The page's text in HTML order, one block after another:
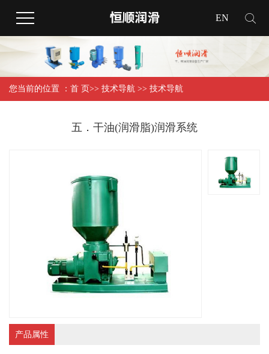
EN
您当前的位置 ： 首 页>> 技术导航 >> 技术导航
五．干油(润滑脂)润滑系统
产品属性